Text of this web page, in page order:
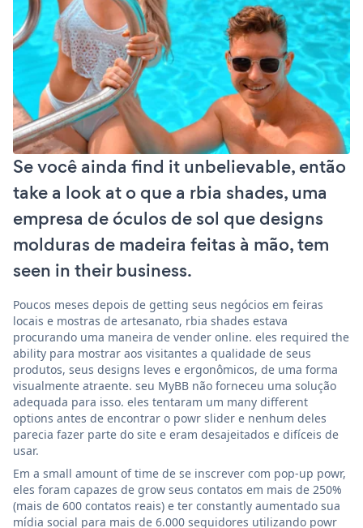
Se você ainda find it unbelievable, então
take a look at o que a rbia shades, uma
empresa de óculos de sol que designs
molduras de madeira feitas à mão, tem
seen in their business.
Poucos meses depois de getting seus negócios em feiras
locais e mostras de artesanato, rbia shades estava
procurando uma maneira de vender online. eles required the
ability para mostrar aos visitantes a qualidade de seus
produtos, seus designs leves e ergonômicos, de uma forma
visualmente atraente. seu MyBB não forneceu uma solução
adequada para isso. eles tentaram um many different
options antes de encontrar o powr slider e nenhum deles
parecia fazer parte do site e eram desajeitados e difíceis de
usar.
Em a small amount of time de se inscrever com pop-up powr,
eles foram capazes de grow seus contatos em mais de 250%
(mais de 600 contatos reais) e ter constantly aumentado sua
mídia social para mais de 6.000 seguidores utilizando powr